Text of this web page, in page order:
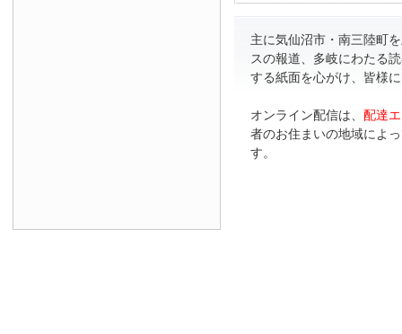
主に気仙沼市・南三陸町
スの報道、多岐にわたる
する紙面を心がけ、皆様
オンライン配信は、 配達
者のお住まいの地域によ
す。